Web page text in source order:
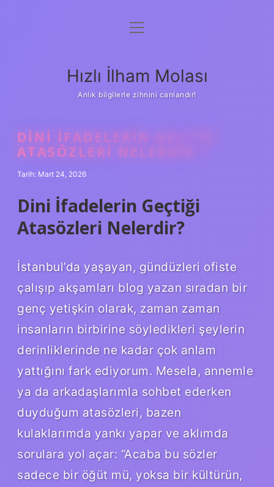
Anasayfa
Yasal Uyarı
menüyü
Hızlı İlham Molası
Anlık bilgilerle zihnini canlandır!
DINI IFADELERIN GEÇTIĞI
ATASÖZLERI NELERDIR ?
Tarih: Mart 24, 2026
Dini İfadelerin Geçtiği
Atasözleri Nelerdir?
İstanbul’da yaşayan, gündüzleri ofiste
çalışıp akşamları blog yazan sıradan bir
genç yetişkin olarak, zaman zaman
insanların birbirine söyledikleri şeylerin
derinliklerinde ne kadar çok anlam
yattığını fark ediyorum. Mesela, annemle
ya da arkadaşlarımla sohbet ederken
duyduğum atasözleri, bazen
kulaklarımda yankı yapar ve aklımda
sorulara yol açar: “Acaba bu sözler
sadece bir öğüt mü, yoksa bir kültürün,